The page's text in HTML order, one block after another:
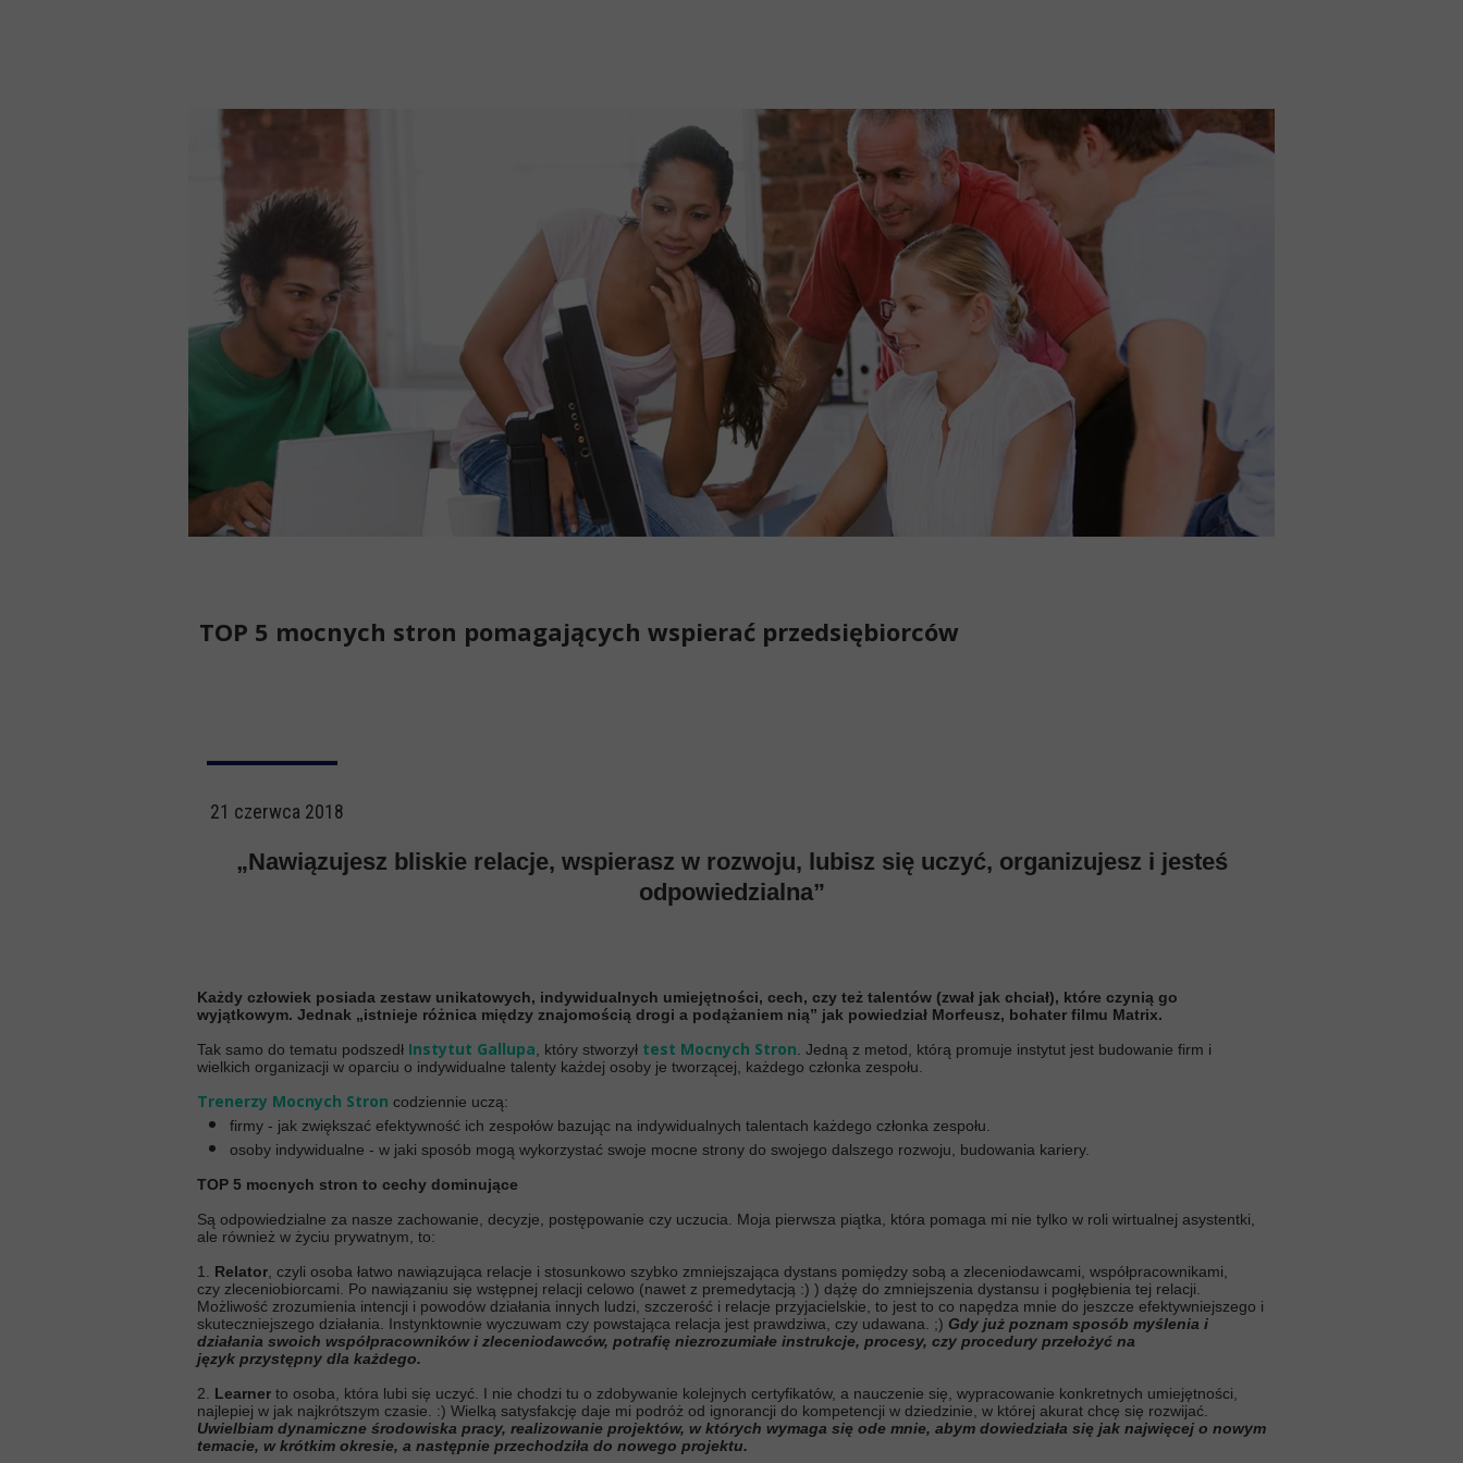
21 czerwca 2018
„Nawiązujesz bliskie relacje, wspierasz w rozwoju, lubisz się uczyć, organizujesz i jesteś
odpowiedzialna”
Każdy człowiek posiada zestaw unikatowych, indywidualnych umiejętności, cech, czy też talentów (zwał jak chciał), które czynią go
wyjątkowym. Jednak „istnieje różnica między znajomością drogi a podążaniem nią” jak powiedział Morfeusz, bohater filmu Matrix.
Tak samo do tematu podszedł Instytut Gallupa , który stworzył test Mocnych Stron . Jedną z metod, którą promuje instytut jest budowanie firm i
wielkich organizacji w oparciu o indywidualne talenty każdej osoby je tworzącej, każdego członka zespołu.
Trenerzy Mocnych Stron codziennie uczą:
firmy - jak zwiększać efektywność ich zespołów bazując na indywidualnych talentach każdego członka zespołu.
osoby indywidualne - w jaki sposób mogą wykorzystać swoje mocne strony do swojego dalszego rozwoju, budowania kariery.
TOP 5 mocnych stron to cechy dominujące
Są odpowiedzialne za nasze zachowanie, decyzje, postępowanie czy uczucia. Moja pierwsza piątka, która pomaga mi nie tylko w roli wirtualnej asystentki,
ale również w życiu prywatnym, to:
1. Relator , czyli osoba łatwo nawiązująca relacje i stosunkowo szybko zmniejszająca dystans pomiędzy sobą a zleceniodawcami, współpracownikami,
czy zleceniobiorcami. Po nawiązaniu się wstępnej relacji celowo (nawet z premedytacją :) ) dążę do zmniejszenia dystansu i pogłębienia tej relacji.
Możliwość zrozumienia intencji i powodów działania innych ludzi, szczerość i relacje przyjacielskie, to jest to co napędza mnie do jeszcze efektywniejszego i
skuteczniejszego działania. Instynktownie wyczuwam czy powstająca relacja jest prawdziwa, czy udawana. ;) Gdy już poznam sposób myślenia i
działania swoich współpracowników i zleceniodawców, potrafię niezrozumiałe instrukcje, procesy, czy procedury przełożyć na
język przystępny dla każdego.
2. Learner to osoba, która lubi się uczyć. I nie chodzi tu o zdobywanie kolejnych certyfikatów, a nauczenie się, wypracowanie konkretnych umiejętności,
najlepiej w jak najkrótszym czasie. :) Wielką satysfakcję daje mi podróż od ignorancji do kompetencji w dziedzinie, w której akurat chcę się rozwijać.
Uwielbiam dynamiczne środowiska pracy, realizowanie projektów, w których wymaga się ode mnie, abym dowiedziała się jak najwięcej o nowym
temacie, w krótkim okresie, a następnie przechodziła do nowego projektu.
TOP 5 mocnych stron pomagających wspierać przedsiębiorców